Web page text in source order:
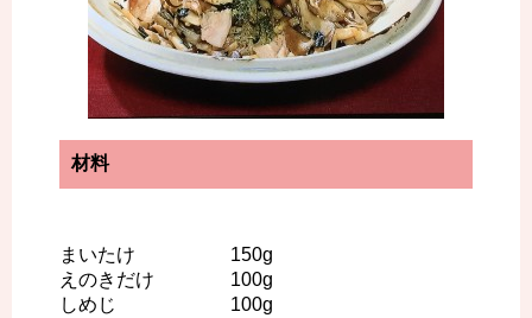
材料
まいたけ 150g
えのきだけ 100g
しめじ 100g